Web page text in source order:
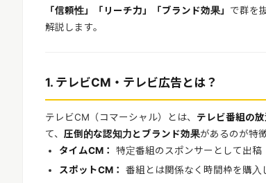
「信頼性」「リーチ力」「ブランド効果」 で群を
解説します。
1. テレビCM・テレビ広告とは？
テレビCM（コマーシャル）とは、 テレビ番組の
て、 圧倒的な認知力とブランド効果があるのが特
タイムCM：
特定番組のスポンサーとして出稿
スポットCM：
番組とは関係なく時間枠を購入